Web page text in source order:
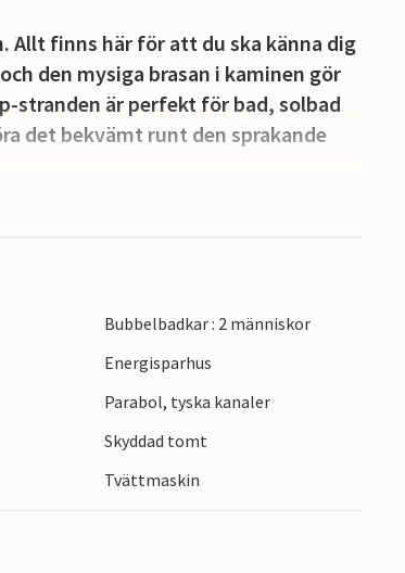
Allt finns här för att du ska känna dig
den mysiga brasan i kaminen gör
stranden är perfekt för bad, solbad
det bekvämt runt den sprakande
Bubbelbadkar : 2 människor
Energisparhus
Parabol, tyska kanaler
Skyddad tomt
Tvättmaskin